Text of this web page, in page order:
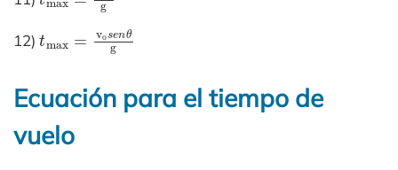
12) t vosen
Ecuación para el tiempo de
vuelo